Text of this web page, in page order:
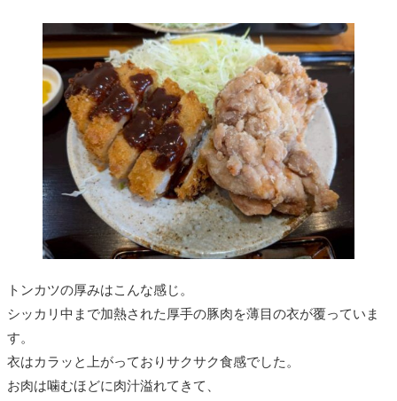
トンカツの厚みはこんな感じ。
シッカリ中まで加熱された厚手の豚肉を薄目の衣が覆っていま
す。
衣はカラッと上がっておりサクサク食感でした。
お肉は噛むほどに肉汁溢れてきて、